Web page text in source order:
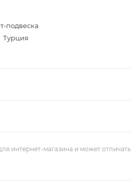
подвеска
Турция
интернет-магазина и может